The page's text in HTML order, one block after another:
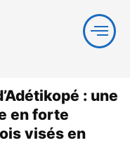
: une
en forte
visés en